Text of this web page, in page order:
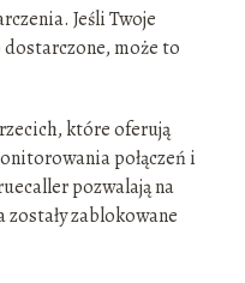
Jeśli Twoje
może to
które oferują
połączeń i
pozwalają na
zostały zablokowane